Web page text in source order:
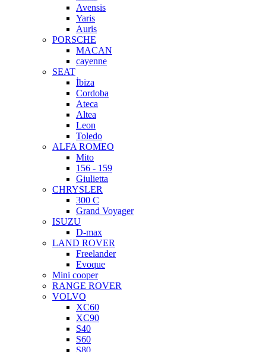
Avensis
Yaris
Auris
PORSCHE
MACAN
cayenne
SEAT
İbiza
Cordoba
Ateca
Altea
Leon
Toledo
ALFA ROMEO
Mito
156 - 159
Giulietta
CHRYSLER
300 C
Grand Voyager
ISUZU
D-max
LAND ROVER
Freelander
Evoque
Mini cooper
RANGE ROVER
VOLVO
XC60
XC90
S40
S60
S80